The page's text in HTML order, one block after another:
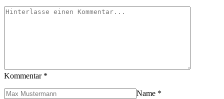
Kommentar *
Name *